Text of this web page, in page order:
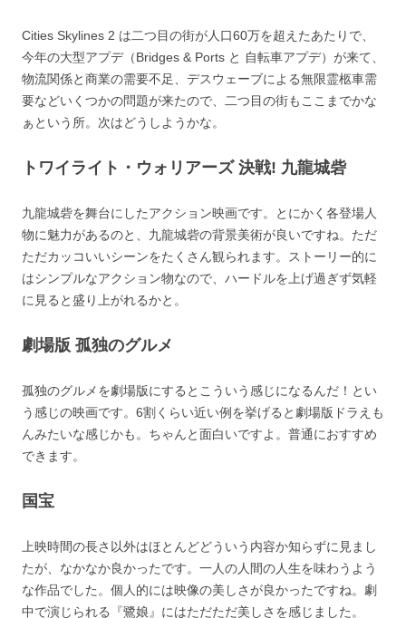
Cities Skylines 2 は二つ目の街が人口60万を超えたあたりで、
今年の大型アプデ（Bridges & Ports と 自転車アプデ）が来て、
物流関係と商業の需要不足、デスウェーブによる無限霊柩車需
要などいくつかの問題が来たので、二つ目の街もここまでかな
ぁという所。次はどうしようかな。
トワイライト・ウォリアーズ 決戦! 九龍城砦
九龍城砦を舞台にしたアクション映画です。とにかく各登場人
物に魅力があるのと、九龍城砦の背景美術が良いですね。ただ
ただカッコいいシーンをたくさん観られます。ストーリー的に
はシンプルなアクション物なので、ハードルを上げ過ぎず気軽
に見ると盛り上がれるかと。
劇場版 孤独のグルメ
孤独のグルメを劇場版にするとこういう感じになるんだ！とい
う感じの映画です。6割くらい近い例を挙げると劇場版ドラえも
んみたいな感じかも。ちゃんと面白いですよ。普通におすすめ
できます。
国宝
上映時間の長さ以外はほとんどどういう内容か知らずに見まし
たが、なかなか良かったです。一人の人間の人生を味わうよう
な作品でした。個人的には映像の美しさが良かったですね。劇
中で演じられる『鷺娘』にはただただ美しさを感じました。